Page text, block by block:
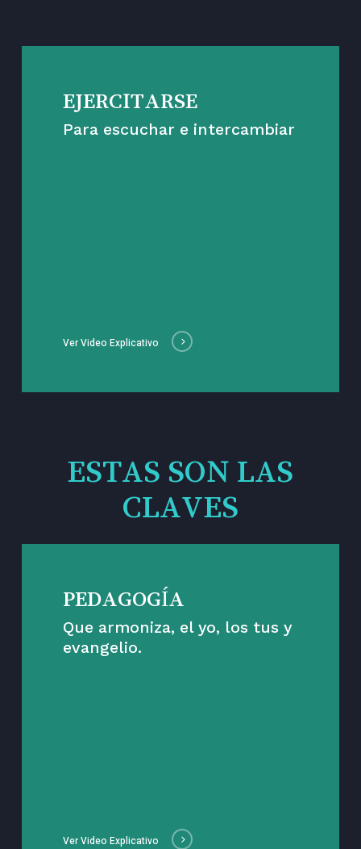
EJERCITARSE
Para escuchar e intercambiar
Ver Video Explicativo
ESTAS SON LAS
CLAVES
PEDAGOGÍA
Que armoniza, el yo, los tus y
evangelio.
Ver Video Explicativo